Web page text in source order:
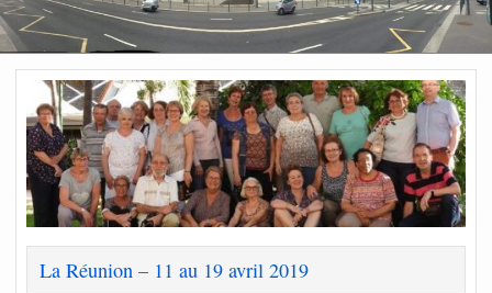
La Réunion – 11 au 19 avril 2019